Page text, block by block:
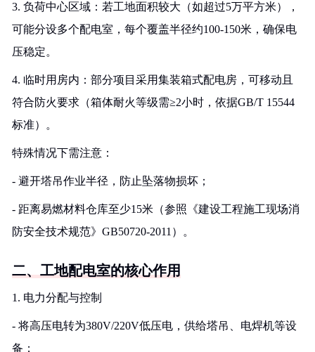
3. 负荷中心区域：若工地面积较大（如超过5万平方米），
可能分设多个配电室，每个覆盖半径约100-150米，确保电
压稳定。
4. 临时用房内：部分项目采用集装箱式配电房，可移动且
符合防火要求（箱体耐火等级需≥2小时，依据GB/T 15544
标准）。
特殊情况下需注意：
- 避开塔吊作业半径，防止坠落物损坏；
- 距离易燃材料仓库至少15米（参照《建设工程施工现场消
防安全技术规范》GB50720-2011）。
二、工地配电室的核心作用
1. 电力分配与控制
- 将高压电转为380V/220V低压电，供给塔吊、电焊机等设
备；